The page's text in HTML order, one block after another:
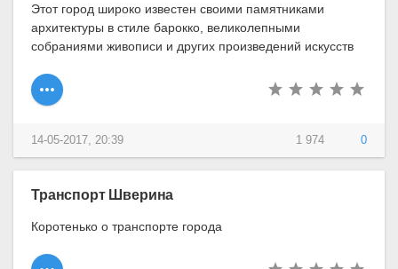
Этот город широко известен своими памятниками
архитектуры в стиле барокко, великолепными
собраниями живописи и других произведений искусств
1 974 0
14-05-2017, 20:39
Транспорт Шверина
Коротенько о транспорте города